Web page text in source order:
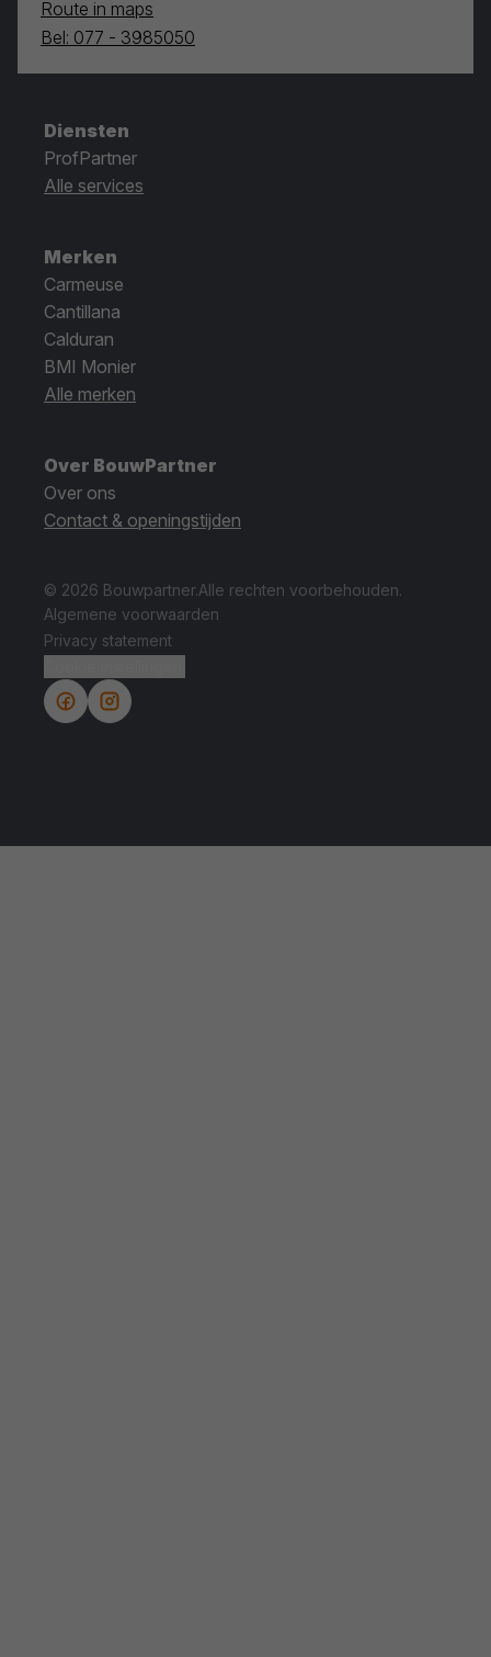
Route in maps
Bel: 077 - 3985050
Diensten
ProfPartner
Alle services
Merken
Carmeuse
Cantillana
Calduran
BMI Monier
Alle merken
Over BouwPartner
Over ons
Contact & openingstijden
© 2026 Bouwpartner.Alle rechten voorbehouden.
Algemene voorwaarden
Privacy statement